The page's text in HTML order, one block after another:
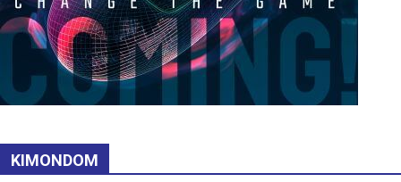
KIMONDOM